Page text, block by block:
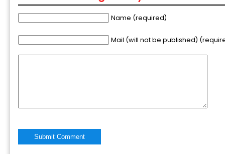
Name (required)
Mail (will not be published)